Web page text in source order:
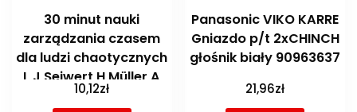
30 minut nauki
zarządzania czasem
dla ludzi chaotycznych
L J Seiwert H Müller A
Labaek Noell
10,12zł
Panasonic VIKO KARRE
Gniazdo p/t 2xCHINCH
głośnik biały 90963637
21,96zł